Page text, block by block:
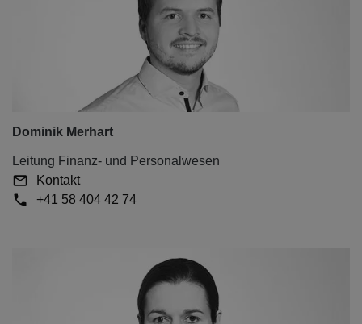
Dominik Merhart
Leitung Finanz- und Personalwesen
Kontakt
+41 58 404 42 74